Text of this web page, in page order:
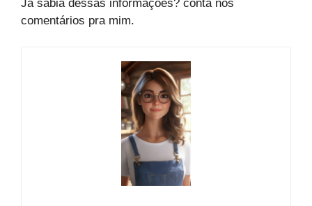
Já sabia dessas informações? conta nos
comentários pra mim.